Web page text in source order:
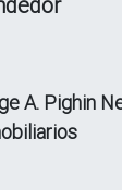
A. Pighin